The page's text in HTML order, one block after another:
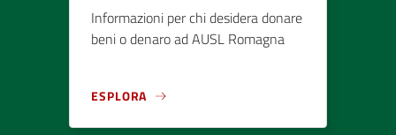
Informazioni per chi desidera donare
beni o denaro ad AUSL Romagna
ESPLORA